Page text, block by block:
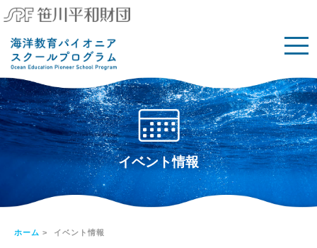
イベント情報
ホーム > イベント情報